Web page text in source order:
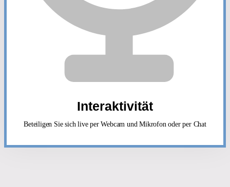
Interaktivität
Beteiligen Sie sich live per Webcam und Mikrofon oder per Chat